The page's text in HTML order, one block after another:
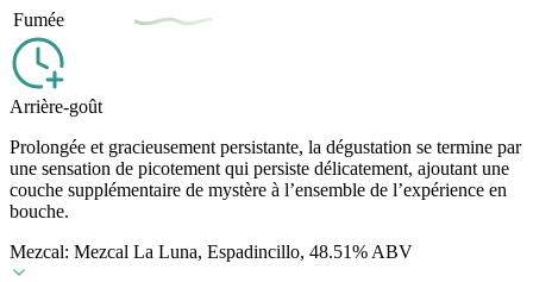
Fumée
Arrière-goût
Prolongée et gracieusement persistante, la dégustation se termine par
une sensation de picotement qui persiste délicatement, ajoutant une
couche supplémentaire de mystère à l’ensemble de l’expérience en
bouche.
Mezcal: Mezcal La Luna, Espadincillo, 48.51% ABV